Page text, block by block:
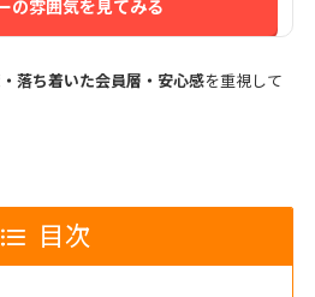
の雰囲気を見てみる
落ち着いた会員層・安心感を重視して
目次